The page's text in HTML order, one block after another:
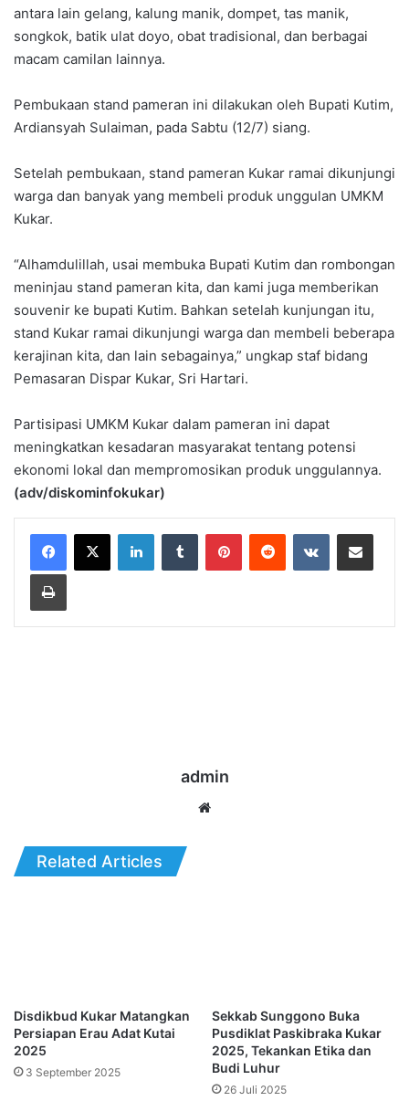
antara lain gelang, kalung manik, dompet, tas manik,
songkok, batik ulat doyo, obat tradisional, dan berbagai
macam camilan lainnya.
Pembukaan stand pameran ini dilakukan oleh Bupati Kutim,
Ardiansyah Sulaiman, pada Sabtu (12/7) siang.
Setelah pembukaan, stand pameran Kukar ramai dikunjungi
warga dan banyak yang membeli produk unggulan UMKM
Kukar.
“Alhamdulillah, usai membuka Bupati Kutim dan rombongan
meninjau stand pameran kita, dan kami juga memberikan
souvenir ke bupati Kutim. Bahkan setelah kunjungan itu,
stand Kukar ramai dikunjungi warga dan membeli beberapa
kerajinan kita, dan lain sebagainya,” ungkap staf bidang
Pemasaran Dispar Kukar, Sri Hartari.
Partisipasi UMKM Kukar dalam pameran ini dapat
meningkatkan kesadaran masyarakat tentang potensi
ekonomi lokal dan mempromosikan produk unggulannya.
(adv/diskominfokukar)
LinkedInTumblr PinterestReddit VKontakteShare via Email
Print
admin
Related Articles
Disdikbud Kukar Matangkan
Persiapan Erau Adat Kutai
2025
3 September 2025
Sekkab Sunggono Buka
Pusdiklat Paskibraka Kukar
2025, Tekankan Etika dan
Budi Luhur
26 Juli 2025